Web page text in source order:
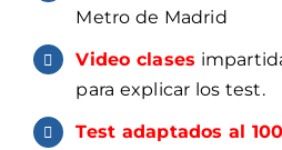
Metro de Madrid
Video clases
para explicar los test.
Test adaptados al